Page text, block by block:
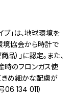
」は、地球環境を
境協会から時計で
）」に認定。また、
時のフロンガス使
きめ細かな配慮が
134 011）